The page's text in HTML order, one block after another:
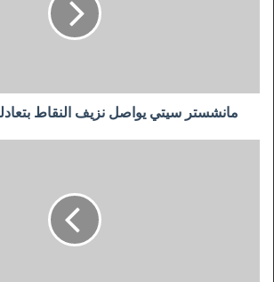
هام
مانشستر سيتي يواصل نزيف النقاط